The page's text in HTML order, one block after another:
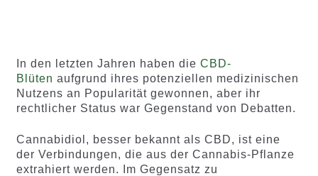
ewertung
en
gen
In den letzten Jahren haben die CBD-
Blüten aufgrund ihres potenziellen medizinischen
Nutzens an Popularität gewonnen, aber ihr
rechtlicher Status war Gegenstand von Debatten.
Cannabidiol, besser bekannt als CBD, ist eine
der Verbindungen, die aus der Cannabis-Pflanze
extrahiert werden. Im Gegensatz zu